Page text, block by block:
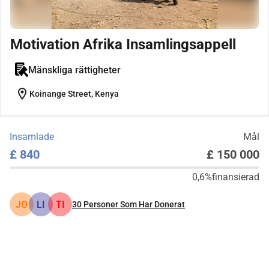
Motivation Afrika Insamlingsappell
Mänskliga rättigheter
location_on Koinange Street, Kenya
Insamlade Mål
£ 840 £ 150 000
0,6%finansierad
JO LI TI 30 Personer Som Har Donerat